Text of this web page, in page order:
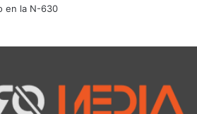
en la N-630